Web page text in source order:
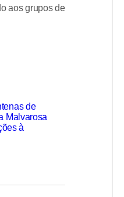
aos grupos de